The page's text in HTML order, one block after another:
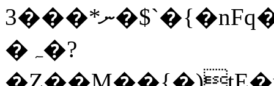
3���*ނ�$`�{�nFq�v϶�Uo��{h����x�.�OOL�<�ұ)ٙi�1YA$x⢞��m��փ��R�4�q�_^��I�]ۆsgk[c/
�ہ�?